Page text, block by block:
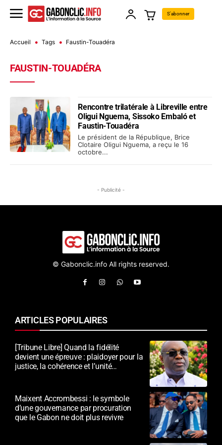
S'abonner
Accueil Tags Faustin-Touadéra
FAUSTIN-TOUADÉRA
Rencontre trilatérale à Libreville entre
Oligui Nguema, Sissoko Embaló et
Faustin-Touadéra
Le président de la République, Brice
Clotaire Oligui Nguema, a reçu le 16
octobre...
- Publicité -
© Gabonclic.info All rights reserved.
ARTICLES POPULAIRES
[Tribune Libre] Quand la fidélité
devient une épreuve : plaidoyer pour la
justice, la cohérence et l’unité
Maixent Accrombessi : le symbole
d’une gouvernance par procuration
que le Gabon ne doit plus revivre